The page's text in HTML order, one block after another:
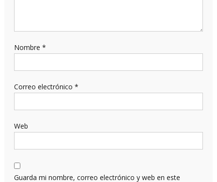
Nombre *
Correo electrónico *
Web
Guarda mi nombre, correo electrónico y web en este